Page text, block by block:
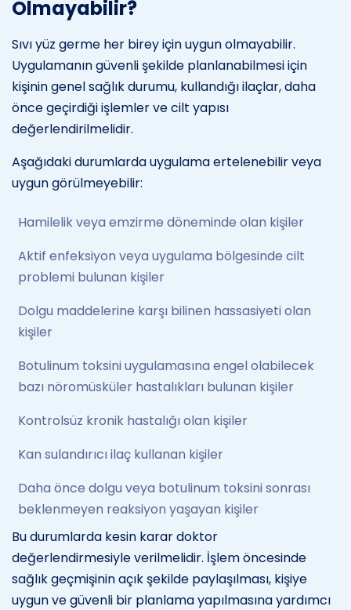
Olmayabilir?
Sıvı yüz germe her birey için uygun olmayabilir.
Uygulamanın güvenli şekilde planlanabilmesi için
kişinin genel sağlık durumu, kullandığı ilaçlar, daha
önce geçirdiği işlemler ve cilt yapısı
değerlendirilmelidir.
Aşağıdaki durumlarda uygulama ertelenebilir veya
uygun görülmeyebilir:
Hamilelik veya emzirme döneminde olan kişiler
Aktif enfeksiyon veya uygulama bölgesinde cilt
problemi bulunan kişiler
Dolgu maddelerine karşı bilinen hassasiyeti olan
kişiler
Botulinum toksini uygulamasına engel olabilecek
bazı nöromüsküler hastalıkları bulunan kişiler
Kontrolsüz kronik hastalığı olan kişiler
Kan sulandırıcı ilaç kullanan kişiler
Daha önce dolgu veya botulinum toksini sonrası
beklenmeyen reaksiyon yaşayan kişiler
Bu durumlarda kesin karar doktor
değerlendirmesiyle verilmelidir. İşlem öncesinde
sağlık geçmişinin açık şekilde paylaşılması, kişiye
uygun ve güvenli bir planlama yapılmasına yardımcı